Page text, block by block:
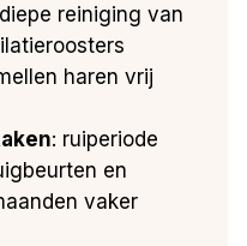
reiniging van
haren vrij
: ruiperiode
en
vaker